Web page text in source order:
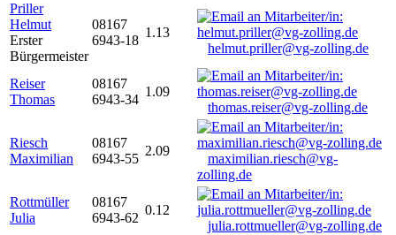
Priller
Helmut
Erster
Bürgermeister
08167
6943-18
1.13
helmut.priller@vg-zolling.de
Reiser
Thomas
08167
6943-34
1.09
thomas.reiser@vg-zolling.de
Riesch
Maximilian
08167
6943-55
2.09
maximilian.riesch@vg-
zolling.de
Rottmüller
Julia
08167
6943-62
0.12
julia.rottmueller@vg-zolling.de